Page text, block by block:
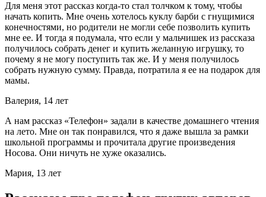
Для меня этот рассказ когда-то стал толчком к тому, чтобы
начать копить. Мне очень хотелось куклу барби с гнущимися
конечностями, но родители не могли себе позволить купить
мне ее. И тогда я подумала, что если у мальчишек из рассказа
получилось собрать денег и купить желанную игрушку, то
почему я не могу поступить так же. И у меня получилось
собрать нужную сумму. Правда, потратила я ее на подарок для
мамы.
Валерия, 14 лет
А нам рассказ «Телефон» задали в качестве домашнего чтения
на лето. Мне он так понравился, что я даже вышла за рамки
школьной программы и прочитала другие произведения
Носова. Они ничуть не хуже оказались.
Мария, 13 лет